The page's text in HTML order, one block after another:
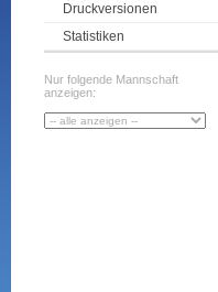
Druckversionen
Statistiken
Nur folgende Mannschaft
anzeigen: